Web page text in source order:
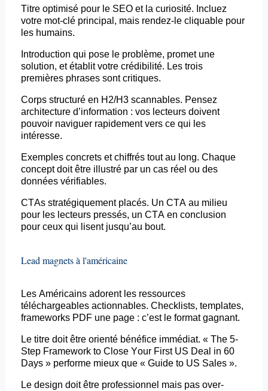
Titre optimisé pour le SEO et la curiosité. Incluez
votre mot-clé principal, mais rendez-le cliquable pour
les humains.
Introduction qui pose le problème, promet une
solution, et établit votre crédibilité. Les trois
premières phrases sont critiques.
Corps structuré en H2/H3 scannables. Pensez
architecture d’information : vos lecteurs doivent
pouvoir naviguer rapidement vers ce qui les
intéresse.
Exemples concrets et chiffrés tout au long. Chaque
concept doit être illustré par un cas réel ou des
données vérifiables.
CTAsstratégiquement placés. Un CTA au milieu
pour les lecteurs pressés, un CTA en conclusion
pour ceux qui lisent jusqu’au bout.
Lead magnets à l'américaine
Les Américains adorent les ressources
téléchargeables actionnables. Checklists, templates,
frameworksPDF une page : c’est le format gagnant.
Le titre doit être orienté bénéfice immédiat. « The 5-
Step Framework to Close YourFirst US Deal in 60
Days » performe mieux que « Guide to US Sales ».
Le design doit être professionnel mais pas over-